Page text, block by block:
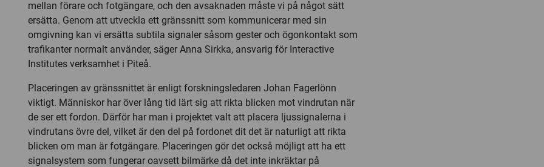
mellan förare och fotgängare, och den avsaknaden måste vi på något sätt
ersätta. Genom att utveckla ett gränssnitt som kommunicerar med sin
omgivning kan vi ersätta subtila signaler såsom gester och ögonkontakt som
trafikanter normalt använder, säger Anna Sirkka, ansvarig för Interactive
Institutes verksamhet i Piteå.
Placeringen av gränssnittet är enligt forskningsledaren Johan Fagerlönn
viktigt. Människor har över lång tid lärt sig att rikta blicken mot vindrutan när
de ser ett fordon. Därför har man i projektet valt att placera ljussignalerna i
vindrutans övre del, vilket är den del på fordonet dit det är naturligt att rikta
blicken om man är fotgängare. Placeringen gör det också möjligt att ha ett
signalsystem som fungerar oavsett bilmärke då det inte inkräktar på